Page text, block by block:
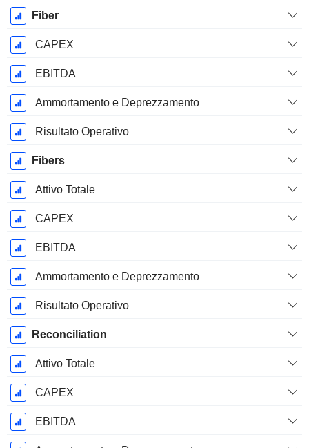
Dicembre
Fiber
CAPEX
EBITDA
Ammortamento e Deprezzamento
Risultato Operativo
Fibers
Attivo Totale
CAPEX
EBITDA
Ammortamento e Deprezzamento
Risultato Operativo
Reconciliation
Attivo Totale
CAPEX
EBITDA